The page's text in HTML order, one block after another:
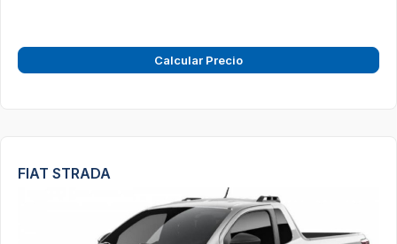
Calcular Precio
FIAT STRADA